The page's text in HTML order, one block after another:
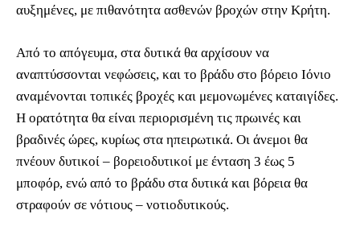
αυξημένες, με πιθανότητα ασθενών βροχών στην Κρήτη.
Από το απόγευμα, στα δυτικά θα αρχίσουν να
αναπτύσσονται νεφώσεις, και το βράδυ στο βόρειο Ιόνιο
αναμένονται τοπικές βροχές και μεμονωμένες καταιγίδες.
Η ορατότητα θα είναι περιορισμένη τις πρωινές και
βραδινές ώρες, κυρίως στα ηπειρωτικά. Οι άνεμοι θα
πνέουν δυτικοί – βορειοδυτικοί με ένταση 3 έως 5
μποφόρ, ενώ από το βράδυ στα δυτικά και βόρεια θα
στραφούν σε νότιους – νοτιοδυτικούς.